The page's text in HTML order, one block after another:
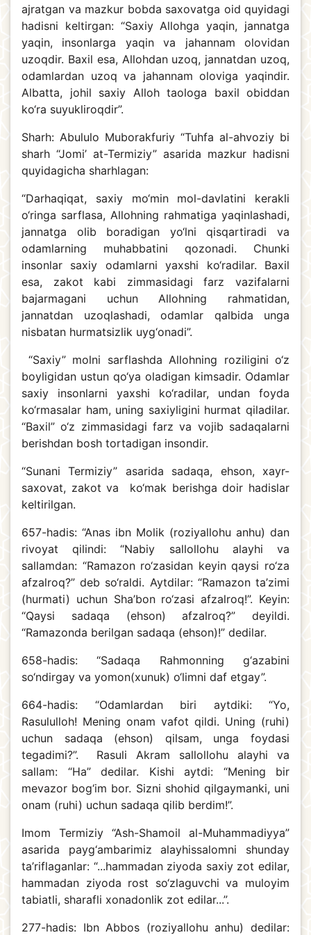
ajratgan va mazkur bobda saxovatga oid quyidagi
hadisni keltirgan: “Saxiy Allohga yaqin, jannatga
yaqin, insonlarga yaqin va jahannam olovidan
uzoqdir. Baxil esa, Allohdan uzoq, jannatdan uzoq,
odamlardan uzoq va jahannam oloviga yaqindir.
Albatta, johil saxiy Alloh taologa baxil obiddan
ko‘ra suyukliroqdir”.
Sharh: Abululo Muborakfuriy “Tuhfa al-ahvoziy bi
sharh “Jomi’ at-Termiziy” asarida mazkur hadisni
quyidagicha sharhlagan:
“Darhaqiqat, saxiy mo‘min mol-davlatini kerakli
o‘ringa sarflasa, Allohning rahmatiga yaqinlashadi,
jannatga olib boradigan yo‘lni qisqartiradi va
odamlarning muhabbatini qozonadi. Chunki
insonlar saxiy odamlarni yaxshi ko‘radilar. Baxil
esa, zakot kabi zimmasidagi farz vazifalarni
bajarmagani uchun Allohning rahmatidan,
jannatdan uzoqlashadi, odamlar qalbida unga
nisbatan hurmatsizlik uyg‘onadi”.
“Saxiy” molni sarflashda Allohning roziligini o‘z
boyligidan ustun qo‘ya oladigan kimsadir. Odamlar
saxiy insonlarni yaxshi ko‘radilar, undan foyda
ko‘rmasalar ham, uning saxiyligini hurmat qiladilar.
“Baxil” o‘z zimmasidagi farz va vojib sadaqalarni
berishdan bosh tortadigan insondir.
“Sunani Termiziy” asarida sadaqa, ehson, xayr-
saxovat, zakot va ko‘mak berishga doir hadislar
keltirilgan.
657-hadis: “Anas ibn Molik (roziyallohu anhu) dan
rivoyat qilindi: “Nabiy sallollohu alayhi va
sallamdan: “Ramazon ro‘zasidan keyin qaysi ro‘za
afzalroq?” deb so‘raldi. Aytdilar: “Ramazon ta’zimi
(hurmati) uchun Sha’bon ro‘zasi afzalroq!”. Keyin:
“Qaysi sadaqa (ehson) afzalroq?” deyildi.
“Ramazonda berilgan sadaqa (ehson)!” dedilar.
658-hadis: “Sadaqa Rahmonning g‘azabini
so‘ndirgay va yomon(xunuk) o‘limni daf etgay”.
664-hadis: “Odamlardan biri aytdiki: “Yo,
Rasululloh! Mening onam vafot qildi. Uning (ruhi)
uchun sadaqa (ehson) qilsam, unga foydasi
tegadimi?”. Rasuli Akram sallollohu alayhi va
sallam: “Ha” dedilar. Kishi aytdi: “Mening bir
mevazor bog‘im bor. Sizni shohid qilgaymanki, uni
onam (ruhi) uchun sadaqa qilib berdim!”.
Imom Termiziy “Ash-Shamoil al-Muhammadiyya”
asarida payg‘ambarimiz alayhissalomni shunday
ta’riflaganlar: “...hammadan ziyoda saxiy zot edilar,
hammadan ziyoda rost so‘zlaguvchi va muloyim
tabiatli, sharafli xonadonlik zot edilar...”.
277-hadis: Ibn Abbos (roziyallohu anhu) dedilar: